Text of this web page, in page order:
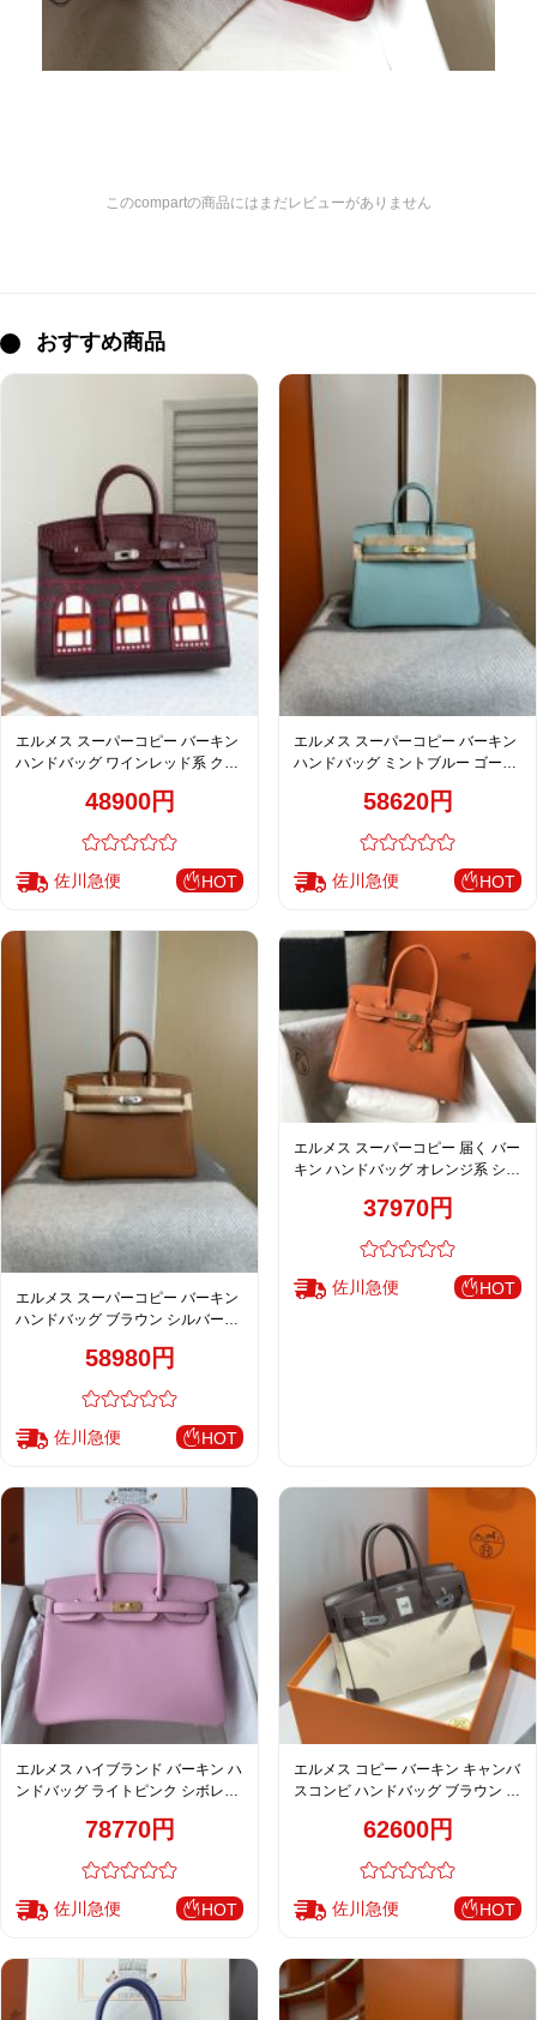
このcompartの商品にはまだレビューがありません
おすすめ商品
エルメス スーパーコピー バーキン
ハンドバッグ ワインレッド系 クロ
48900円
佐川急便 HOT
エルメス スーパーコピー バーキン
ハンドバッグ ミントブルー ゴール
58620円
佐川急便 HOT
エルメス スーパーコピー バーキン
ハンドバッグ ブラウン シルバー金
58980円
佐川急便 HOT
エルメス スーパーコピー 届く バー
キン ハンドバッグ オレンジ系 シボ
37970円
佐川急便 HOT
エルメス ハイブランド バーキン ハ
ンドバッグ ライトピンク シボレザ
78770円
佐川急便 HOT
エルメス コピー バーキン キャンバ
スコンビ ハンドバッグ ブラウン 売
62600円
佐川急便 HOT